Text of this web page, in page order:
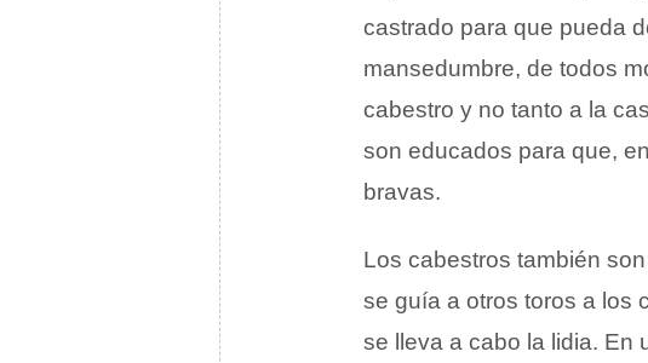
castrado para que pueda
mansedumbre, de todos
cabestro y no tanto a la
son educados para que,
bravas.
Los cabestros también
se guía a otros toros a los
se lleva a cabo la lidia. En